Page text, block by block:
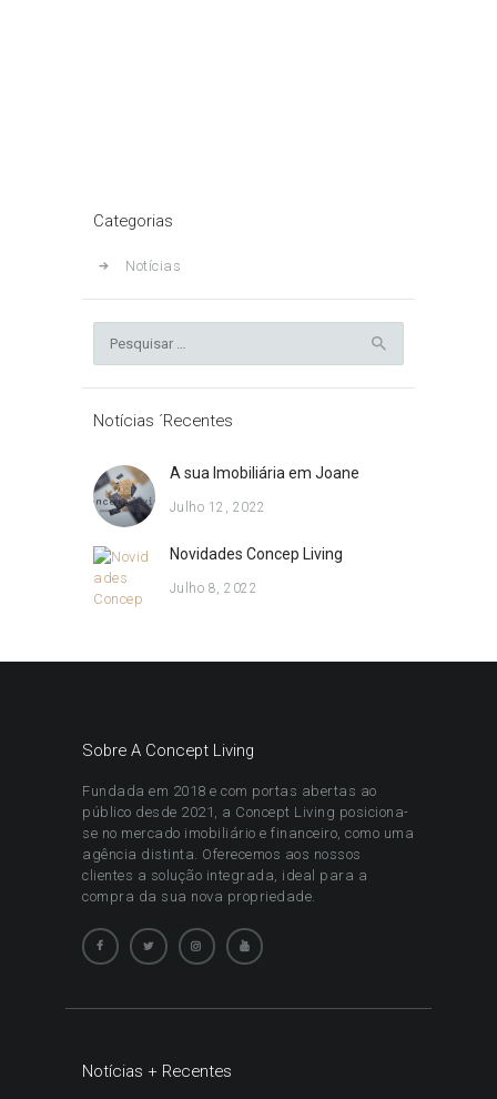
Categorias
Notícias
por:
Notícias ´Recentes
A sua Imobiliária em Joane
Julho 12, 2022
Novidades Concep Living
Julho 8, 2022
Sobre A Concept Living
Fundada em 2018 e com portas abertas ao
público desde 2021, a Concept Living posiciona-
se no mercado imobiliário e financeiro, como uma
agência distinta. Oferecemos aos nossos
clientes a solução integrada, ideal para a
compra da sua nova propriedade.
Notícias + Recentes